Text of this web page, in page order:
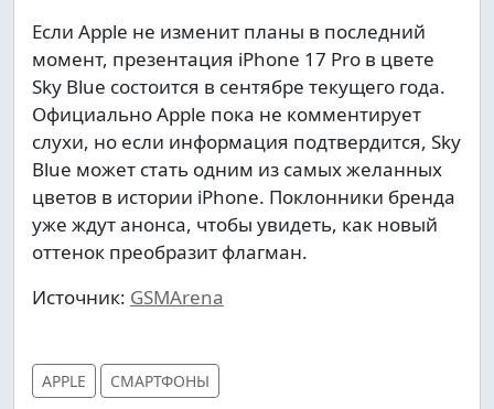
Если Apple не изменит планы в последний
момент, презентация iPhone 17 Pro в цвете
Sky Blue состоится в сентябре текущего года.
Официально Apple пока не комментирует
слухи, но если информация подтвердится, Sky
Blue может стать одним из самых желанных
цветов в истории iPhone. Поклонники бренда
уже ждут анонса, чтобы увидеть, как новый
оттенок преобразит флагман.
Источник: GSMArena
APPLE СМАРТФОНЫ